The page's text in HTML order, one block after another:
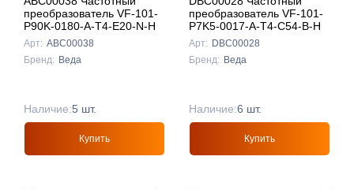
преобразователь VF-101-
P90K-0180-A-T4-E20-N-H
Арт: ABC00038
Бренд: Веда
Наличие:5 шт.
Купить
преобразователь VF-101-
P7K5-0017-A-T4-C54-B-H
Арт: DBC00028
Бренд: Веда
Наличие:6 шт.
Купить